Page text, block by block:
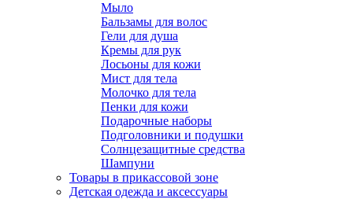
Мыло
Бальзамы для волос
Гели для душа
Кремы для рук
Лосьоны для кожи
Мист для тела
Молочко для тела
Пенки для кожи
Подарочные наборы
Подголовники и подушки
Солнцезащитные средства
Шампуни
Товары в прикассовой зоне
Детская одежда и аксессуары